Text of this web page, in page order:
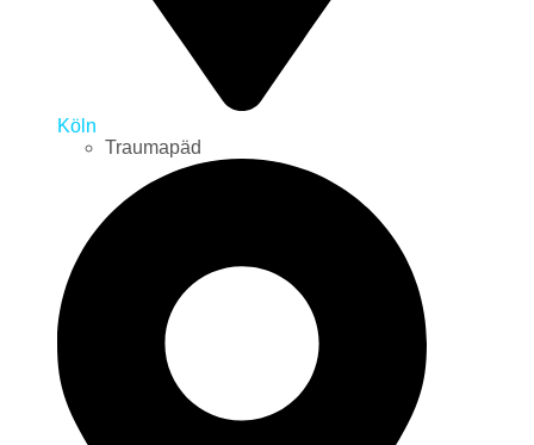
Köln
Traumapäd